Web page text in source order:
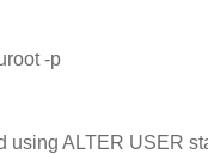
-p
using ALTER USER